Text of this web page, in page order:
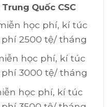
Quốc CSC
học phí, kí túc
phí 2500 tệ/ tháng
học phí, kí túc
phí 3000 tệ/ tháng
học phí, kí túc